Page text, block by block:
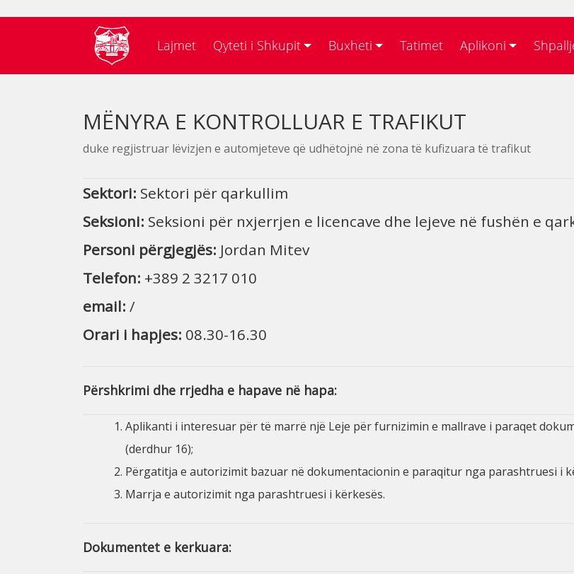
Lajmet Qyteti i Shkupit Buxheti Tatimet Aplikoni
MËNYRA E KONTROLLUAR E TRAFIKUT
duke regjistruar lëvizjen e automjeteve që udhëtojnë në zona të kufizuara të trafikut
Sektori: Sektori për qarkullim
Seksioni: Seksioni për nxjerrjen e licencave dhe lejeve në fushën e
Personi përgjegjës: Jordan Mitev
Telefon: +389 2 3217 010
email: /
Orari i hapjes: 08.30-16.30
Përshkrimi dhe rrjedha e hapave në hapa:
Aplikanti i interesuar për të marrë një Leje për furnizimin e mallrave i paraqet
(derdhur 16);
Përgatitja e autorizimit bazuar në dokumentacionin e paraqitur nga parashtruesi i
Marrja e autorizimit nga parashtruesi i kërkesës.
Dokumentet e kerkuara: